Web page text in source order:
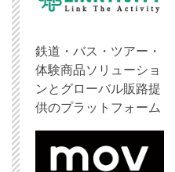
鉄道・バス・ツアー・
体験商品ソリューショ
ンとグローバル販路提
供のプラットフォーム